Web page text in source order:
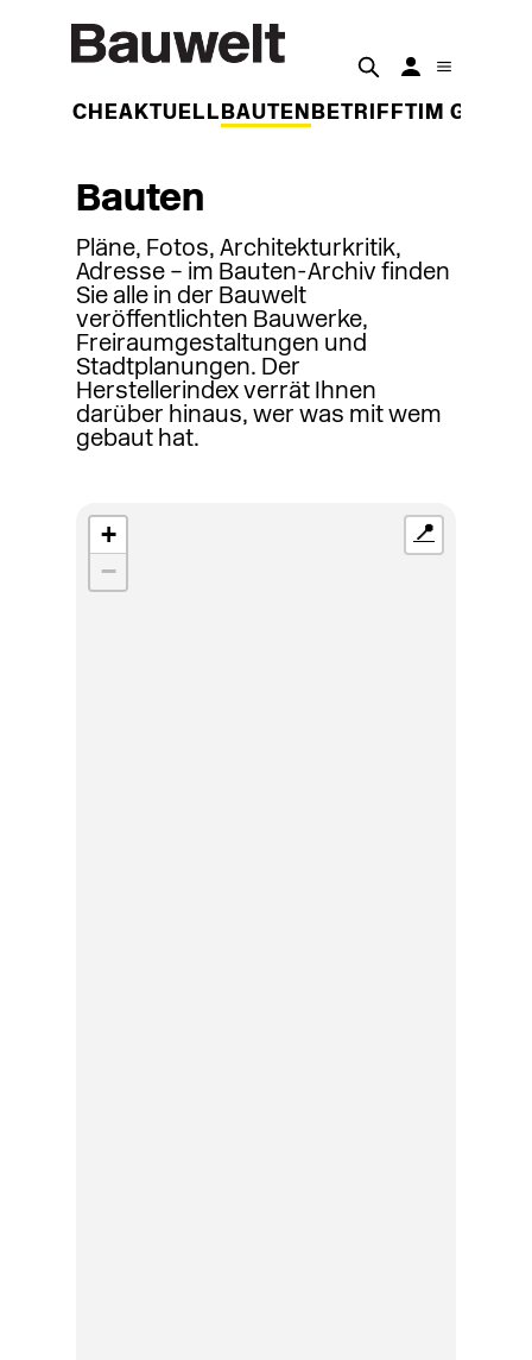
WOCHEAKTUELL BAUTEN BETRIFFT IM
Bauten
Pläne, Fotos, Architekturkritik,
Adresse – im Bauten-Archiv finden
Sie alle in der Bauwelt
veröffentlichten Bauwerke,
Freiraumgestaltungen und
Stadtplanungen. Der
Herstellerindex verrät Ihnen
darüber hinaus, wer was mit wem
gebaut hat.
+
−
📍